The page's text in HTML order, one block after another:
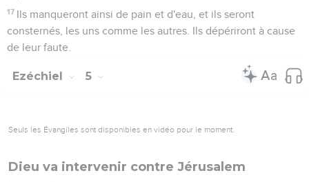
17 Ils manqueront ainsi de pain et d'eau, et ils seront
consternés, les uns comme les autres. Ils dépériront à cause
de leur faute.
Ezéchiel 5
Seuls les Évangiles sont disponibles en vidéo pour le moment.
Dieu va intervenir contre Jérusalem